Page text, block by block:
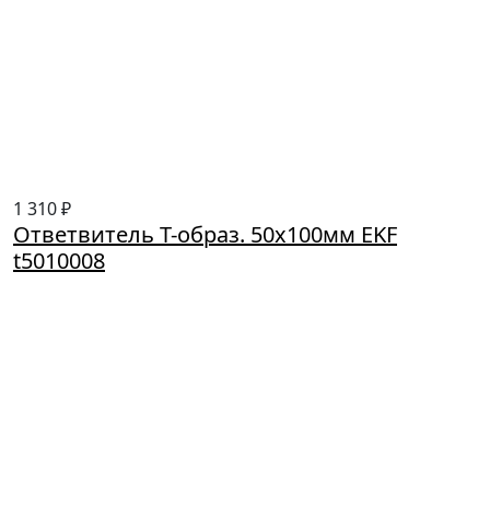
1 310 ₽
Ответвитель T-образ. 50х100мм EKF
t5010008